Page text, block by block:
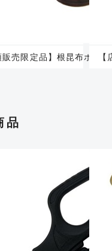
販売限定品】根昆布ポン酢
品